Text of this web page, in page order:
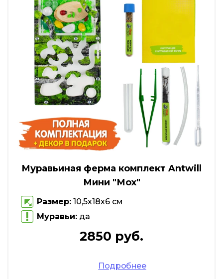
Муравьиная ферма комплект Antwill
Мини "Мох"
Размер: 10,5х18х6 см
Муравьи: да
2850 руб.
Подробнее